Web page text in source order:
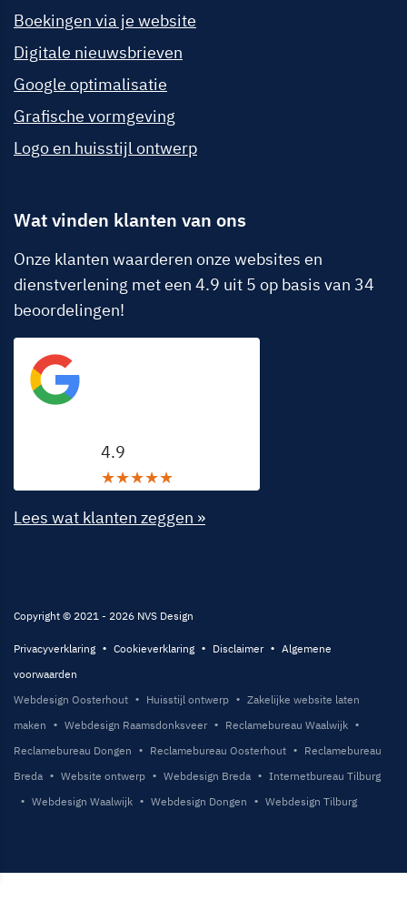
Boekingen via je website
Digitale nieuwsbrieven
Google optimalisatie
Grafische vormgeving
Logo en huisstijl ontwerp
Wat vinden klanten van ons
Onze klanten waarderen onze websites en
dienstverlening met een 4.9 uit 5 op basis van 34
beoordelingen!
4.9
★★★★★
Lees wat klanten zeggen »
Copyright © 2021 - 2026 NVS Design
Privacyverklaring Cookieverklaring Disclaimer
Algemene
voorwaarden
Webdesign Oosterhout
Huisstijl ontwerp
Zakelijke website laten
maken
Webdesign Raamsdonksveer
Reclamebureau Waalwijk
Reclamebureau Dongen
Reclamebureau Oosterhout
Reclamebureau
Breda
Website ontwerp Webdesign Breda
Internetbureau Tilburg
Webdesign Waalwijk
Webdesign Dongen Webdesign Tilburg